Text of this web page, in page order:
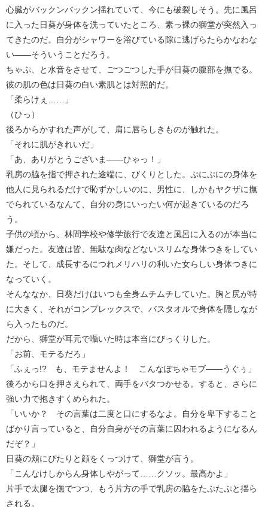
心臓がバックンバックン揺れていて、今にも破裂しそう。先に風呂
に入った日葵が身体を洗っていたところ、素っ裸の獅堂が突然入っ
てきたのだ。自分がシャワーを浴びている隙に逃げらたらかなわな
い――そういうことだろう。
ちゃぷ、と水音をさせて、ごつごつした手が日葵の腹部を撫でる。
彼の肌の色は日葵の白い素肌とは対照的だ。
「柔らけぇ……」
（ひっ）
後ろからかすれた声がして、肩に唇らしきものが触れた。
「それに肌がきれいだ」
「あ、ありがとうございま――ひゃっ！」
乳房の脇を指で押された途端に、びくりとした。ぷにぷにの身体を
他人に見られるだけで恥ずかしいのに、男性に、しかもヤクザに撫
でられているなんて、自分の身にいったい何が起きているのだろ
う。
子供の頃から、林間学校や修学旅行で友達と風呂に入るのが本当に
嫌だった。友達は皆、無駄な肉などないスリムな身体つきをしてい
た。そして、成長するにつれメリハリの利いた女らしい身体つきに
なっていく。
そんななか、日葵だけはいつも全身ムチムチしていた。胸と尻が特
に大きく、それがコンプレックスで、バスタオルで身体を隠しなが
ら入ったものだ。
だから、獅堂が耳元で囁いた時は本当にびっくりした。
「お前、モテるだろ」
「ふぇっ!? も、モテませんよ！ こんなぽちゃモブ――うぐぅ」
後ろから口を押さえられて、両手をバタつかせる。すると、さらに
強い力で抱きすくめられた。
「いいか？ その言葉は二度と口にするなよ。自分を卑下すること
ばかり言っていると、自分自身がその言葉に囚われるようになるん
だぞ？」
日葵の頬にぴたりと顔をくっつけて、獅堂が言う。
「こんなけしからん身体しやがって……クソッ。最高かよ」
片手で太腿を撫でつつ、もう片方の手で乳房の脇をたぷたぷと揺ら
される。